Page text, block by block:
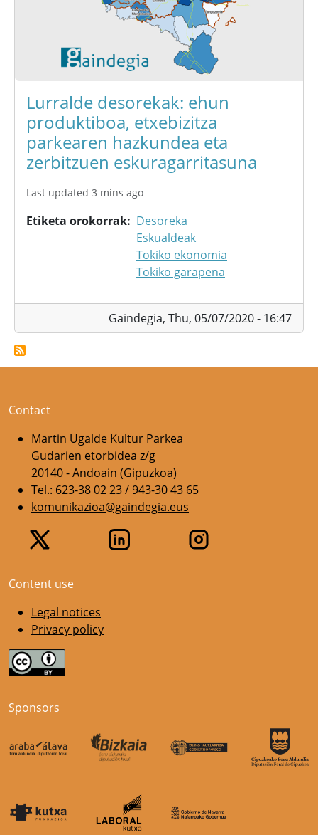
Lurralde desorekak: ehun
produktiboa, etxebizitza
parkearen hazkundea eta
zerbitzuen eskuragarritasuna
Last updated 3 mins ago
Etiketa orokorrak
Desoreka
Eskualdeak
Tokiko ekonomia
Tokiko garapena
Gaindegia, Thu, 05/07/2020 - 16:47
Contact
Martin Ugalde Kultur Parkea
Gudarien etorbidea z/g
20140 - Andoain (Gipuzkoa)
Tel.: 623-38 02 23 / 943-30 43 65
komunikazioa@gaindegia.eus
Content use
Legal notices
Privacy policy
Sponsors